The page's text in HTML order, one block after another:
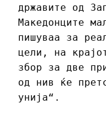
државите од
Македонците
пишуваа за
цели, на
збор за две
од нив ќе
унија“.